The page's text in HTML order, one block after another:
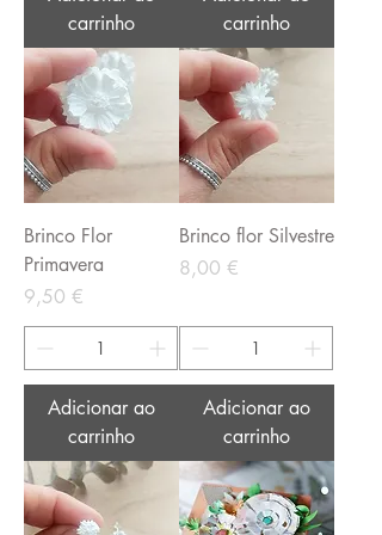
carrinho
carrinho
Brinco Flor
Primavera
Preço
9,50 €
Adicionar ao
carrinho
Brinco flor Silvestre
Preço
8,00 €
Adicionar ao
carrinho